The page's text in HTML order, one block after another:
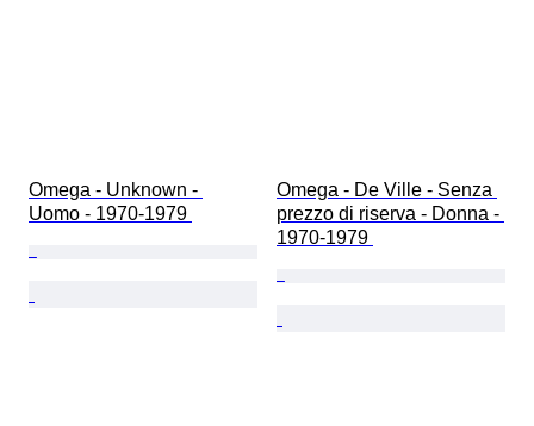
Omega - Unknown -
Uomo - 1970-1979
Omega - De Ville - Senza
prezzo di riserva - Donna -
1970-1979